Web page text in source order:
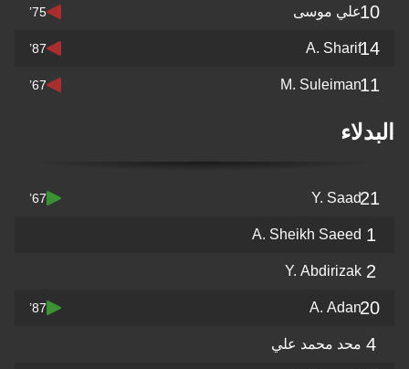
10علي موسى 75’
14
A. Sharif
87’
11
M. Suleiman
67’
البدلاء
21
Y. Saad
67’
1
A. Sheikh Saeed
2
Y. Abdirizak
20
A. Adan
87’
4 محد محمد علي